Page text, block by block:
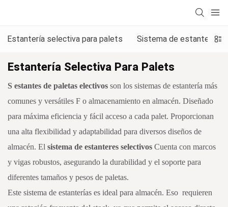
Estantería selectiva para palets Sistema de estanterías
Estantería Selectiva Para Palets
S estantes de paletas electivos son los sistemas de estantería más
comunes y versátiles F o almacenamiento en almacén. Diseñado
para máxima eficiencia y fácil acceso a cada palet. Proporcionan
una alta flexibilidad y adaptabilidad para diversos diseños de
almacén. El sistema de estanteres selectivos Cuenta con marcos
y vigas robustos, asegurando la durabilidad y el soporte para
diferentes tamaños y pesos de paletas.
Este sistema de estanterías es ideal para almacén. Eso requieren